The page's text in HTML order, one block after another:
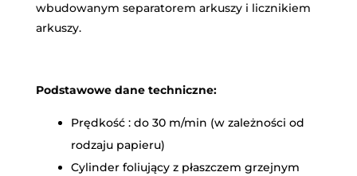
wbudowanym separatorem arkuszy i licznikiem
arkuszy.
Podstawowe dane techniczne:
Prędkość : do 30 m/min (w zależności od
rodzaju papieru)
Cylinder foliujący z płaszczem grzejnym